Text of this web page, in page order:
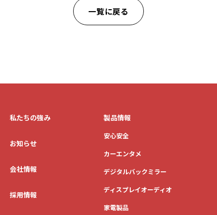
一覧に戻る
私たちの強み
お知らせ
会社情報
採用情報
製品情報
安心安全
カーエンタメ
デジタルバックミラー
ディスプレイオーディオ
家電製品